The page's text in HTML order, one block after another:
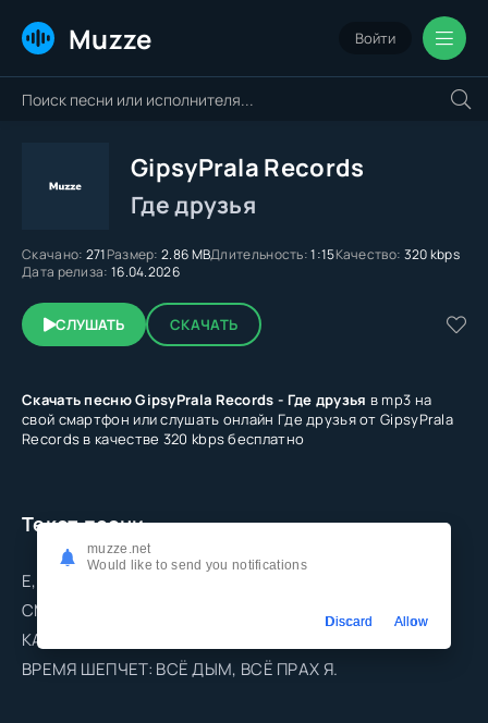
Muzze Войти
GipsyPrala Records
Где друзья
Скачано: 271Размер: 2.86 MBДлительность:1:15Качество: 320 kbps
Дата релиза: 16.04.2026
СЛУШАТЬ СКАЧАТЬ
Скачать песню GipsyPrala Records - Где друзья в mp3 на
свой смартфон или слушать онлайн Где друзья от GipsyPrala
Records в качестве 320 kbps бесплатно
Текст песни
Е, Я ШЁЛ ПО ЖИЗНИ, ВЕЗЛА ТЕБЕ СНА.
СМЕЯЛСЯ ГРОМКО, НАЗАД НЕ ГЛЯДЕЯ.
КАЗАЛОСЬ, ВСЁ В МОИХ РУКАХ СПОЛНА, НО
ВРЕМЯ ШЕПЧЕТ: ВСЁ ДЫМ, ВСЁ ПРАХ Я.
muzze.net
Would like to send you notifications
Discard Allow